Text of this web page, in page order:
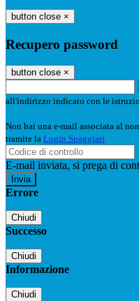
button close ×
Recupero password
button close ×
all'indirizzo indicato con le
Non hai una e-mail associata al
tramite la Login Spaggiari
E-mail inviata, si prega di
Errore
Chiudi
Successo
Chiudi
Informazione
Chiudi